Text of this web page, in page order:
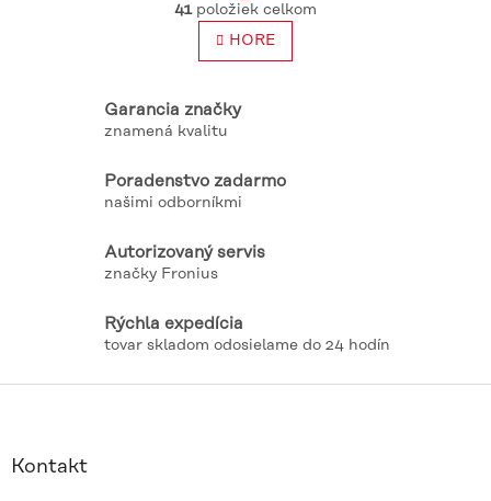
v
l
á
p
k
i
r
á
n
k
e
41položiek celkom
HORE
Garancia značky
znamená kvalitu
Poradenstvo zadarmo
našimi odborníkmi
Autorizovaný servis
značky Fronius
Rýchla expedícia
tovar skladom odosielame do 24 hodín
Kontakt